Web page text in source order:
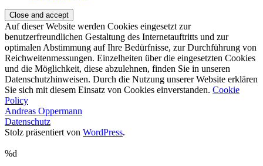
Auf dieser Website werden Cookies eingesetzt zur
benutzerfreundlichen Gestaltung des Internetauftritts und zur
optimalen Abstimmung auf Ihre Bedürfnisse, zur Durchführung von
Reichweitenmessungen. Einzelheiten über die eingesetzten Cookies
und die Möglichkeit, diese abzulehnen, finden Sie in unseren
Datenschutzhinweisen. Durch die Nutzung unserer Website erklären
Sie sich mit diesem Einsatz von Cookies einverstanden. Cookie
Policy
Andreas Oppermann
Datenschutz
Stolz präsentiert von WordPress.
%d